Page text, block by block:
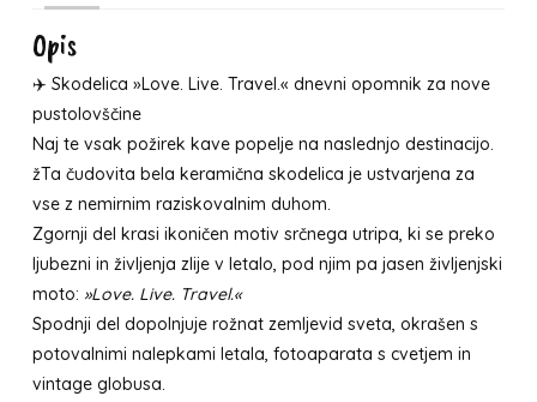
Opis
✈️ Skodelica »Love. Live. Travel.« dnevni opomnik za nove
pustolovščine
Naj te vsak požirek kave popelje na naslednjo destinacijo.
žTa čudovita bela keramična skodelica je ustvarjena za
vse z nemirnim raziskovalnim duhom.
Zgornji del krasi ikoničen motiv srčnega utripa, ki se preko
ljubezni in življenja zlije v letalo, pod njim pa jasen življenjski
moto: »Love. Live. Travel.«
Spodnji del dopolnjuje rožnat zemljevid sveta, okrašen s
potovalnimi nalepkami letala, fotoaparata s cvetjem in
vintage globusa.